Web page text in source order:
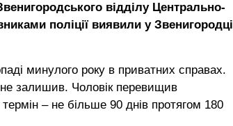
відділу Центрально-
поліції виявили у Звенигородці
минулого року в приватних справах.
не залишив. Чоловік перевищив
– не більше 90 днів протягом 180